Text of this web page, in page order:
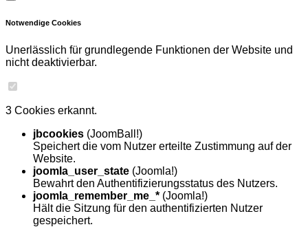
Notwendige Cookies
Unerlässlich für grundlegende Funktionen der Website und
nicht deaktivierbar.
3 Cookies erkannt.
jbcookies (JoomBall!)
Speichert die vom Nutzer erteilte Zustimmung auf der
Website.
joomla_user_state (Joomla!)
Bewahrt den Authentifizierungsstatus des Nutzers.
joomla_remember_me_* (Joomla!)
Hält die Sitzung für den authentifizierten Nutzer
gespeichert.